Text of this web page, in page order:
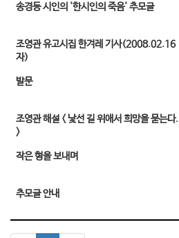
송경동 시인의 '한시인의 죽음' 추모글
조영관 유고시집 한겨레 기사(2008.02.16
자)
발문
조영관 해설 < 낯선 길 위애서 희망을 묻는다.
>
작은 형을 보내며
추모글 안내